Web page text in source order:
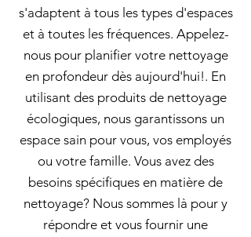
s'adaptent à tous les types d'espaces
et à toutes les fréquences. Appelez-
nous pour planifier votre nettoyage
en profondeur dès aujourd'hui!. En
utilisant des produits de nettoyage
écologiques, nous garantissons un
espace sain pour vous, vos employés
ou votre famille. Vous avez des
besoins spécifiques en matière de
nettoyage? Nous sommes là pour y
répondre et vous fournir une